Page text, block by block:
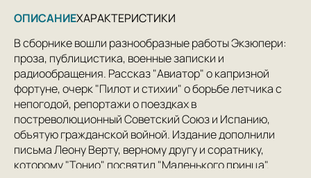
ОПИСАНИЕХАРАКТЕРИСТИКИ
В сборнике вошли разнообразные работы Экзюпери:
проза, публицистика, военные записки и
радиообращения. Рассказ "Авиатор" о капризной
фортуне, очерк "Пилот и стихии" о борьбе летчика с
непогодой, репортажи о поездках в
постреволюционный Советский Союз и Испанию,
объятую гражданской войной. Издание дополнили
письма Леону Верту, верному другу и соратнику,
которому "Тонио" посвятил "Маленького принца".